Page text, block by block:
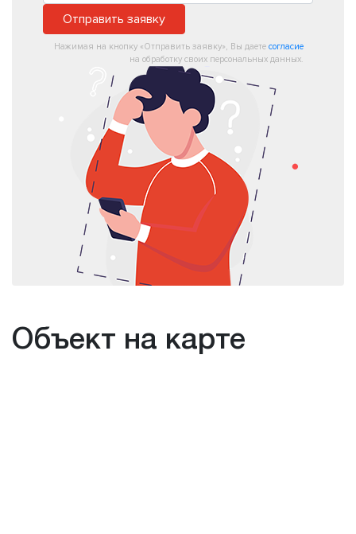
Отправить заявку
Нажимая на кнопку «Отправить заявку», Вы даете согласие
на обработку своих персональных данных.
Объект на карте